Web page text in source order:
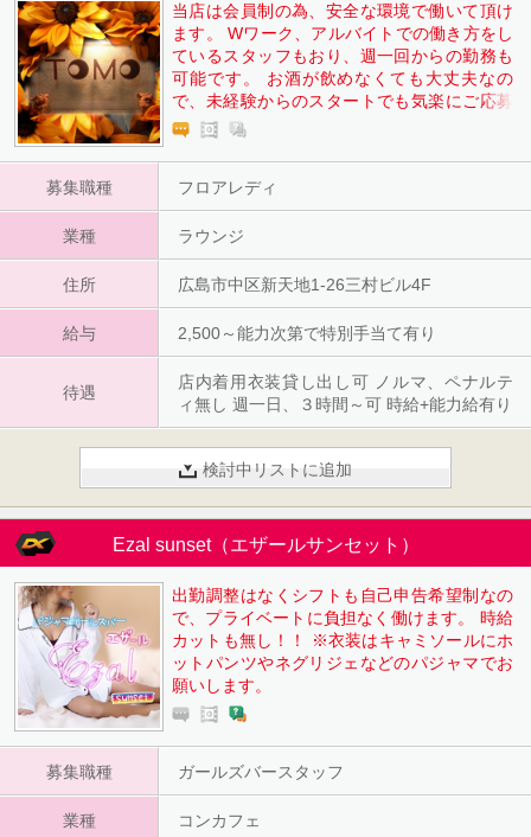
当店は会員制の為、安全な環境で働いて頂け
ます。 Wワーク、アルバイトでの働き方をし
ているスタッフもおり、週一回からの勤務も
可能です。 お酒が飲めなくても大丈夫なの
で、未経験からのスタートでも気楽にご応募
下さい。
募集職種 フロアレディ
業種 ラウンジ
住所 広島市中区新天地1-26三村ビル4F
給与 2,500～能力次第で特別手当て有り
待遇
店内着用衣装貸し出し可 ノルマ、ペナルテ
ィ無し 週一日、３時間～可 時給+能力給有り
検討中リストに追加
Ezal sunset（エザールサンセット）
出勤調整はなくシフトも自己申告希望制なの
で、プライベートに負担なく働けます。 時給
カットも無し！！ ※衣装はキャミソールにホ
ットパンツやネグリジェなどのパジャマでお
願いします。
募集職種 ガールズバースタッフ
業種 コンカフェ